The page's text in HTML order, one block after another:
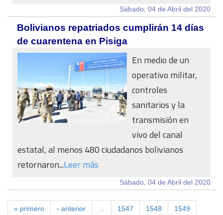
Sábado, 04 de Abril del 2020
Bolivianos repatriados cumplirán 14 días
de cuarentena en Pisiga
En medio de un
operativo militar,
controles
sanitarios y la
transmisión en
vivo del canal
estatal, al menos 480 ciudadanos bolivianos
retornaron...Leer más
Sábado, 04 de Abril del 2020
« primero ‹ anterior 1547 1548 1549